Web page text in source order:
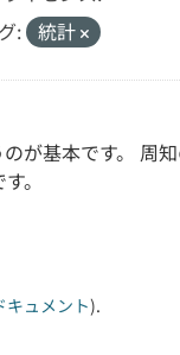
: 統計
が基本です。 周
。
キュメント).